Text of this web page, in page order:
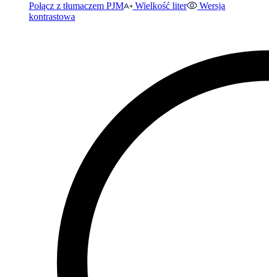
Połącz z tłumaczem PJM Wielkość liter
Wersja
kontrastowa